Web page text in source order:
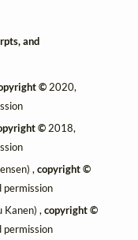
and
© 2020,
© 2018,
,copyright ©
Kanen) ,copyright ©